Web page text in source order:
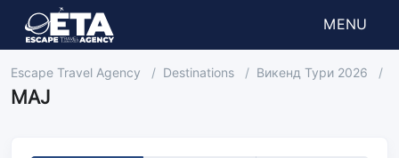
MENU
МАЈ
Escape Travel Agency Destinations Викенд Тури 2026